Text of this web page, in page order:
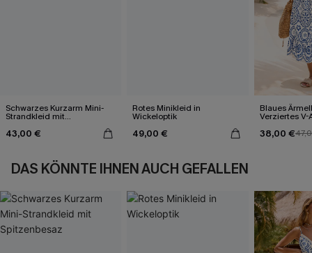
Schwarzes Kurzarm Mini-
Strandkleid mit
43,00 €
Rotes Minikleid in
Wickeloptik
49,00 €
Blaues
Verziertes
38,00 €
DAS KÖNNTE IHNEN AUCH GEFALLEN